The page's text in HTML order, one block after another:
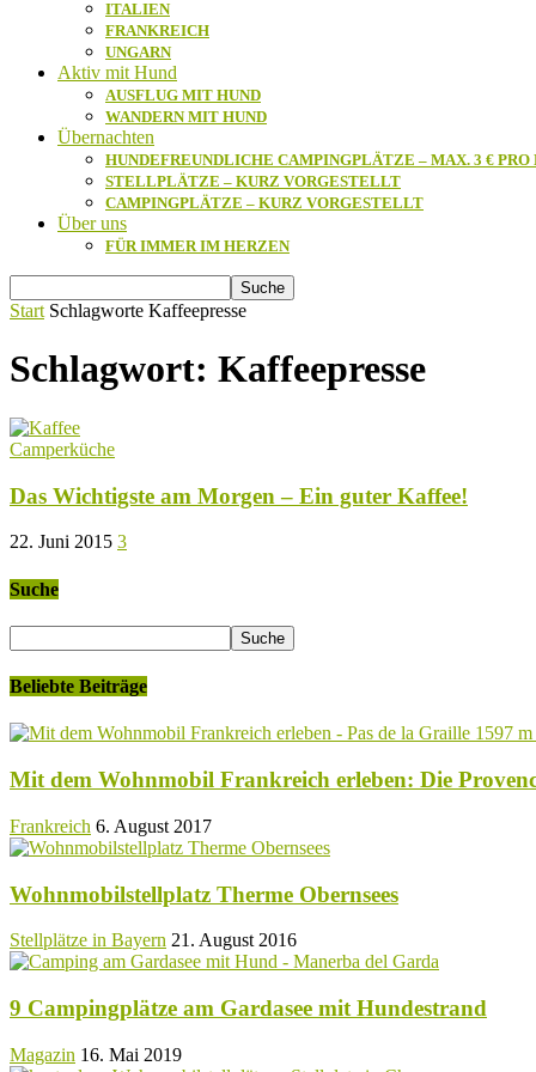
ITALIEN
FRANKREICH
UNGARN
Aktiv mit Hund
AUSFLUG MIT HUND
WANDERN MIT HUND
Übernachten
HUNDEFREUNDLICHE CAMPINGPLÄTZE – MAX. 3 € PRO
STELLPLÄTZE – KURZ VORGESTELLT
CAMPINGPLÄTZE – KURZ VORGESTELLT
Über uns
FÜR IMMER IM HERZEN
Start Schlagworte Kaffeepresse
Schlagwort: Kaffeepresse
Camperküche
Das Wichtigste am Morgen – Ein guter Kaffee!
22. Juni 2015 3
Suche
Beliebte Beiträge
Mit dem Wohnmobil Frankreich erleben: Die
Frankreich 6. August 2017
Wohnmobilstellplatz Therme Obernsees
Stellplätze in Bayern 21. August 2016
9 Campingplätze am Gardasee mit Hundestrand
Magazin 16. Mai 2019